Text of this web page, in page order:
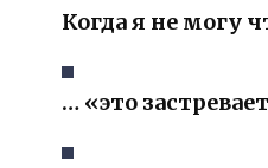
Когда я не могу
… «это